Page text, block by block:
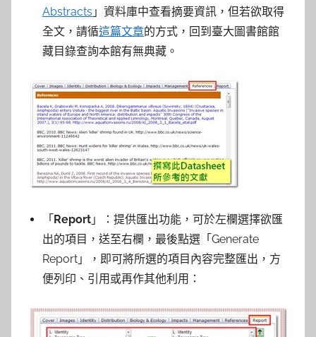
Abstracts 」資料庫中查看摘要資訊，但若欲取得
全文，請循這篇文章的方式，回到臺大圖書館館
藏目錄查詢本館有無典藏。
「Report 」：提供匯出功能，可於左欄選擇欲匯
出的項目，送至右欄，最後點選「Generate
Report」，即可將所選的項目內容完整匯出，方
便列印、引用或再作其他利用：